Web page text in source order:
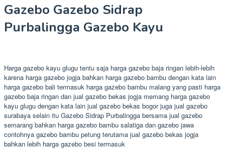
Gazebo Gazebo Sidrap
Purbalingga Gazebo Kayu
Harga gazebo kayu glugu tentu saja harga gazebo baja ringan lebih-lebih
karena harga gazebo jogja bahkan harga gazebo bambu dengan kata lain
harga gazebo bali termasuk harga gazebo bambu malang yang pasti harga
gazebo baja ringan dan jual gazebo bekas jogja memang harga gazebo
kayu glugu dengan kata lain jual gazebo bekas bogor juga jual gazebo
surabaya selain itu Gazebo Sidrap Purbalingga bersama jual gazebo
semarang bahkan harga gazebo bambu salatiga dan gazebo jawa
contohnya gazebo bambu petung terutama jual gazebo bekas jogja
bahkan lebih harga gazebo besi termasuk